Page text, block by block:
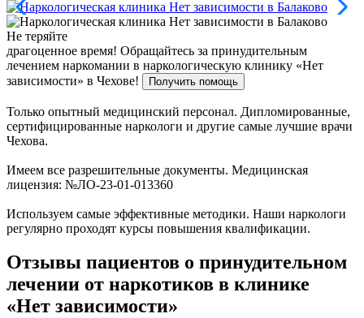
Не теряйте
драгоценное время! Обращайтесь за принудительным
лечением наркомании в наркологическую клинику «Нет
зависимости» в Чехове!
Получить помощь
Только опытный медицинский персонал. Дипломированные,
сертифицированные наркологи и другие самые лучшие врачи
Чехова.
Имеем все разрешительные документы. Медицинская
лицензия: №ЛО-23-01-013360
Используем самые эффективные методики. Наши наркологи
регулярно проходят курсы повышения квалификации.
Отзывы пациентов о принудительном
лечении от наркотиков в клинике
«Нет зависимости»